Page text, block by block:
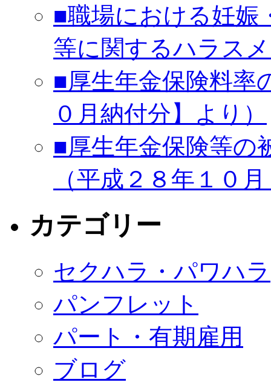
■職場における妊娠
等に関するハラス
■厚生年金保険料率
０月納付分】より）
■厚生年金保険等の
（平成２８年１０
カテゴリー
セクハラ・パワハラ
パンフレット
パート・有期雇用
ブログ